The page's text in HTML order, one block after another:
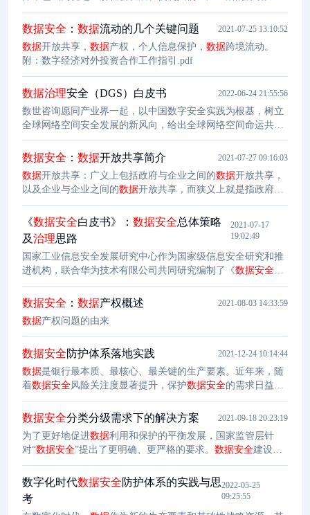
伴随着数据流动，尤其是为了解决流动过程中产生的一系列问
题，“数据 治理”一词逐渐兴起。而要了解数据 治理 ，还得从 数
、 治理 这些基本概念说起。
数据安全 ： 数据流动的几个关键问题 2021-07-25 13:10:52
数据开放共享， 数据产权，个人信息保护， 数据跨境流动。
附：数字经济对外投资合作工作指引.pdf
数据治理安全（DGS）白皮书 2022-06-24 21:55:56
数世咨询愿同产业界一起，以中国数字安全实践为根基，树立
全球网络空间安全发展的新风向，给出全球网络空间命运共同
体的中国答案。
数据安全 ： 数据开放共享简介 2021-07-27 09:16:03
数据开放共享：广义上包括政府与企业之间的数据开放共享，
以及企业与企业之间的数据开放共享，而狭义上就是指政府数
据开放共享。
《数据安全白皮书》： 数据安全总体策略
及治理思路
2021-07-17
19:02:49
国家工业信息安全发展研究中心作为国家级信息安全研究和推
进机构，联合华为技术有限公司共同研究编制了《数据安全白
皮书》，全面分析了我国数据安全产业基础、防护关键技术、
法律法规体系现状，从提升数据安全
产业基础能力、加快研究
和应用
数据安全 防护技术、强化法律法规在
撑保障作用等三方面展望
发展倡议，为行业发展提供借鉴和参考，积极推动我国数据治
理工作有序开展。
数据安全 ： 数据产权概述 2021-08-03 14:33:59
数据产权问题的由来
数据安全防护体系落地实践 2021-12-24 10:14:44
数据是银行最本质、最核心、最关键的生产要素。近年来，随
着数据安全风险关注度显著提升，保护数据安全的需求日益凸
显。当前，《数据安全法》《个人信息保护法》已正式实施，
《金融科技（FinTech）发展规划（2019-2021）》《银行业金
融机构
指引》《个人金融信息保护技术规范》都对
据安全管理提出了明确要求，《金融 数据安全 数据生命周期安
全规范》《金融数据安全数据安全分级指南》也在金融领域发
布实施
数据安全分类分级需求下的解决方案 2021-09-18 20:23:19
为了更好地促进数据利用和保护的平衡发展，国家监管层针
对“数据安全”提出了更明确、更严格的要求。 数据安全建设已
经成为企业风险管理工作的重中之重。因数据治理体系庞大，
需分阶段建立健全数据安全分级、数据生命周期安全防护和
据安全
管理体系，保障企业
逐步合规、安全。其中，
资产梳理和
​​数字化时代数据安全防护体系的实践与思
考
2022-05-25
09:25:55